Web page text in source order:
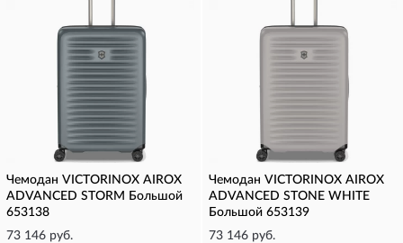
Чемодан VICTORINOX AIROX
ADVANCED STORM Большой
653138
73 146 руб.
Чемодан VICTORINOX AIROX
ADVANCED STONE WHITE
Большой 653139
73 146 руб.